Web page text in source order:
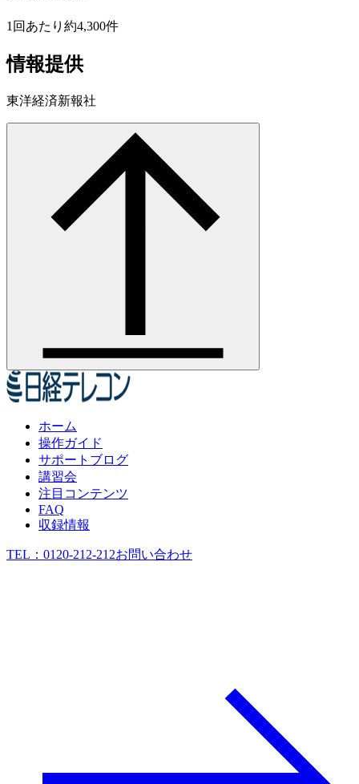
1回あたり約4,300件
情報提供
東洋経済新報社
ホーム
操作ガイド
サポートブログ
講習会
注目コンテンツ
FAQ
収録情報
TEL： 0120-212-212お問い合わせ